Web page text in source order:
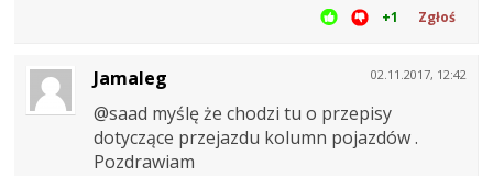
+1 Zgłoś
02.11.2017, 12:42
Jamaleg
@saad myślę że chodzi tu o przepisy
dotyczące przejazdu kolumn pojazdów .
Pozdrawiam